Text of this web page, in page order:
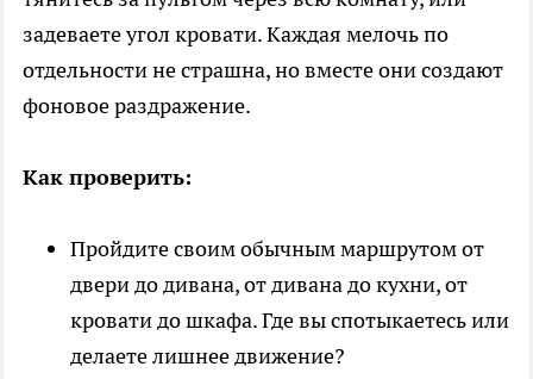
задеваете угол кровати. Каждая мелочь по
отдельности не страшна, но вместе они создают
фоновое раздражение.
Как проверить:
Пройдите своим обычным маршрутом от
двери до дивана, от дивана до кухни, от
кровати до шкафа. Где вы спотыкаетесь или
делаете лишнее движение?